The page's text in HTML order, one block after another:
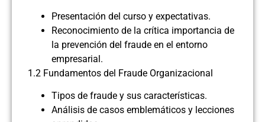
Presentación del curso y expectativas.
Reconocimiento de la crítica importancia de
la prevención del fraude en el entorno
empresarial.
1.2 Fundamentos del Fraude Organizacional
Tipos de fraude y sus características.
Análisis de casos emblemáticos y lecciones